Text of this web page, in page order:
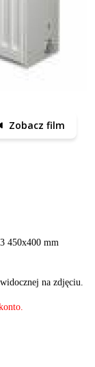
Zobacz film
450x400 mm
na zdjęciu.